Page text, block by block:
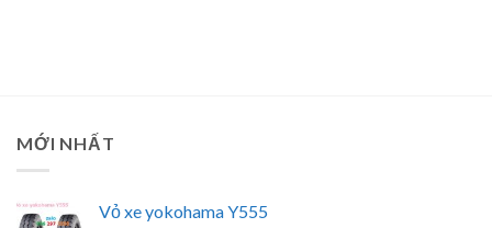
MỚI NHẤT
Vỏ xe yokohama Y555